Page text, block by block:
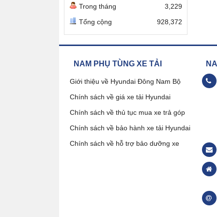
Trong tháng
3,229
Tổng cộng
928,372
NAM PHỤ TÙNG XE TẢI
Giới thiệu về Hyundai Đông Nam Bộ
Chính sách về giá xe tải Hyundai
Chính sách về thủ tục mua xe trả góp
Chính sách về bảo hành xe tải Hyundai
Chính sách về hỗ trợ bảo dưỡng xe